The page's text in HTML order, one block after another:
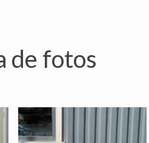
de fotos